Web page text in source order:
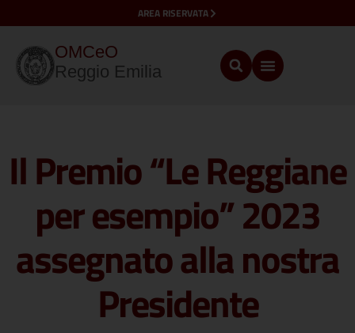
AREA RISERVATA
OMCeO
Reggio Emilia
Il Premio “Le Reggiane
per esempio” 2023
assegnato alla nostra
Presidente